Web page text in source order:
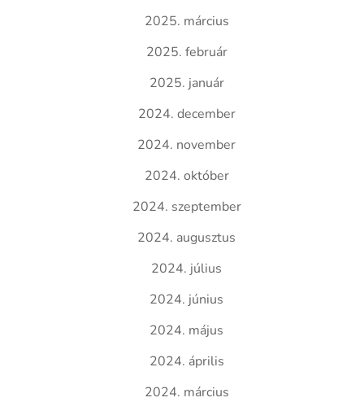
2025. március
2025. február
2025. január
2024. december
2024. november
2024. október
2024. szeptember
2024. augusztus
2024. július
2024. június
2024. május
2024. április
2024. március